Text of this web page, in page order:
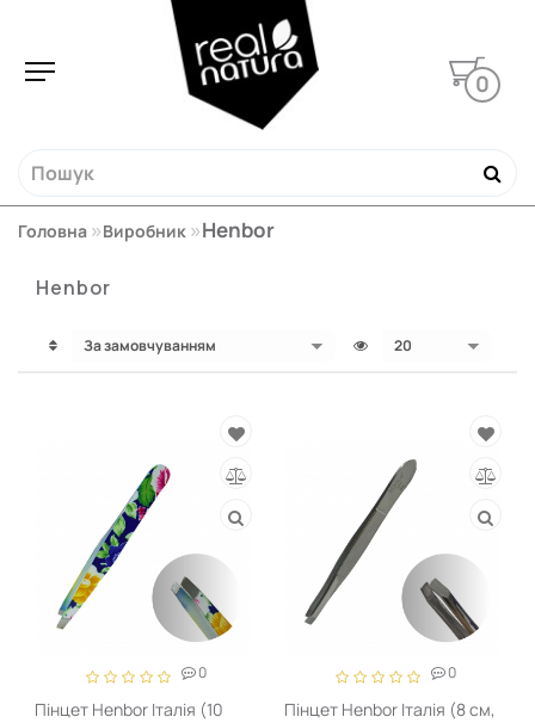
0
Головна Виробник Henbor
Henbor
0
Пінцет Henbor Італія (10
0
Пінцет Henbor Італія (8 см,